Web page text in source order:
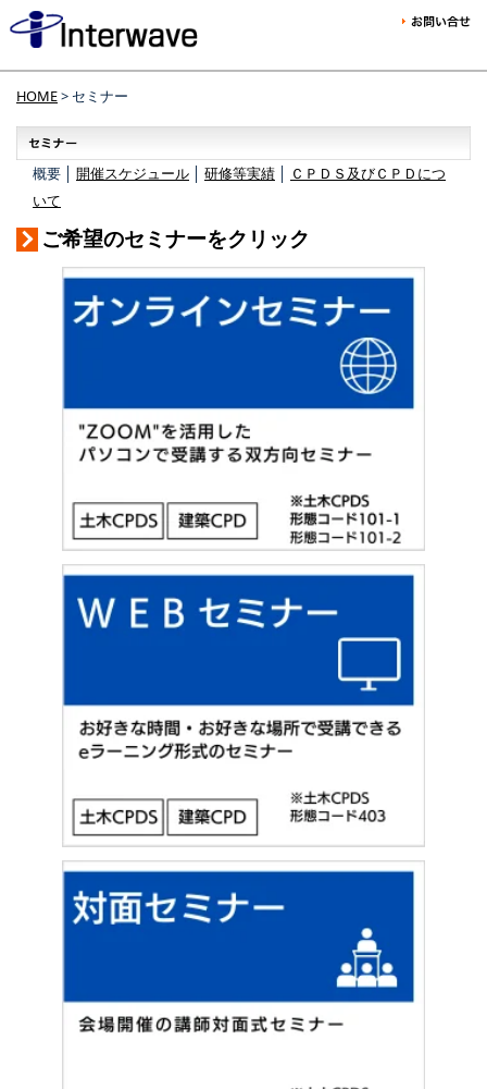
HOME> セミナー
概要 │ 開催スケジュール 研修等実績
ＣＰＤＳ及びＣＰＤにつ
いて
ご希望のセミナーをクリック